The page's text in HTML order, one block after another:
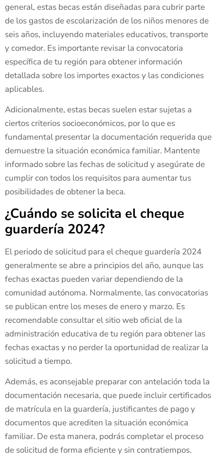
general, estas becas están diseñadas para cubrir parte
de los gastos de escolarización de los niños menores de
seis años, incluyendo materiales educativos, transporte
y comedor. Es importante revisar la convocatoria
específica de tu región para obtener información
detallada sobre los importes exactos y las condiciones
aplicables.
Adicionalmente, estas becas suelen estar sujetas a
ciertos criterios socioeconómicos, por lo que es
fundamental presentar la documentación requerida que
demuestre la situación económica familiar. Mantente
informado sobre las fechas de solicitud y asegúrate de
cumplir con todos los requisitos para aumentar tus
posibilidades de obtener la beca.
¿Cuándo se solicita el cheque
guardería 2024?
El periodo de solicitud para el cheque guardería 2024
generalmente se abre a principios del año, aunque las
fechas exactas pueden variar dependiendo de la
comunidad autónoma. Normalmente, las convocatorias
se publican entre los meses de enero y marzo. Es
recomendable consultar el sitio web oficial de la
administración educativa de tu región para obtener las
fechas exactas y no perder la oportunidad de realizar la
solicitud a tiempo.
Además, es aconsejable preparar con antelación toda la
documentación necesaria, que puede incluir certificados
de matrícula en la guardería, justificantes de pago y
documentos que acrediten la situación económica
familiar. De esta manera, podrás completar el proceso
de solicitud de forma eficiente y sin contratiempos.